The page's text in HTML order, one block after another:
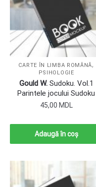
CARTE ÎN LIMBA ROMÂNĂ,
PSIHOLOGIE
Gould W.Sudoku. Vol.1
Parintele jocului Sudoku
45,00 MDL
Adaugă în coș